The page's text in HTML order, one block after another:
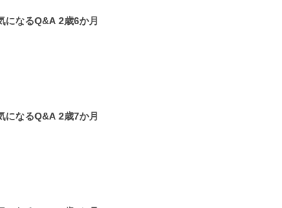
【小児科医監修】 子どもの体と心の気になるQ&A 2歳6か月
【小児科医監修】 子どもの体と心の気になるQ&A 2歳7か月